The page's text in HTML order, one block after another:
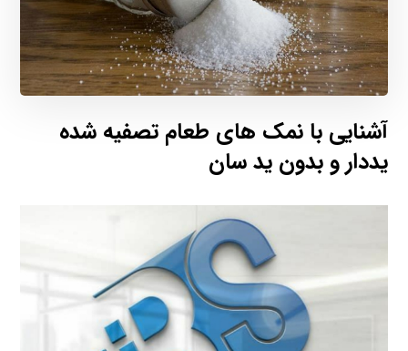
آشنایی با نمک های طعام تصفیه شده
یددار و بدون ید سان